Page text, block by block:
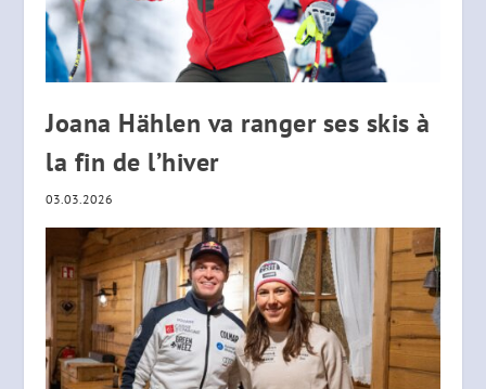
Joana Hählen va ranger ses skis à
la fin de l’hiver
03.03.2026